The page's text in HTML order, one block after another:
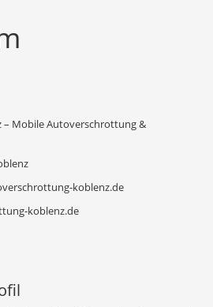
Mobile Autoverschrottung &
koblenz.de
koblenz.de